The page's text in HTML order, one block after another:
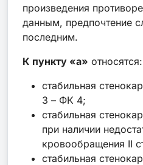
произведения
данным, предпочтение
последним.
К пункту «а» относятся:
стабильная
3 – ФК 4;
стабильная
при наличии
кровообращения II
стабильная